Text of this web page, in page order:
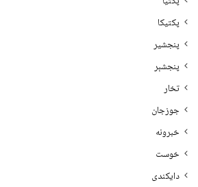
پکتیکا
پنجشیر
پنجشېر
تخار
جوزجان
خبرونه
خوست
دایکندی